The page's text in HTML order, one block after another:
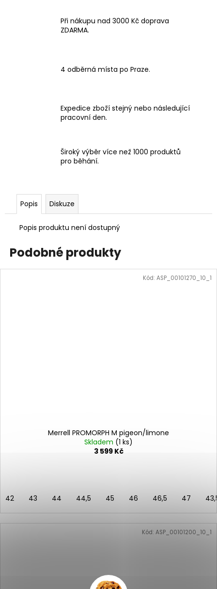
Při nákupu nad 3000 Kč doprava
ZDARMA.
4 odběrná místa po Praze.
Expedice zboží stejný nebo následující
pracovní den.
Široký výběr více než 1000 produktů
pro běhání.
Popis Diskuze
Popis produktu není dostupný
Podobné produkty
Merrell PROMORPH M pigeon/limone
Skladem (1 ks)
3 599 Kč
42 43 44 44,5 45 46 46,5 47
Kód: ASP_00101270_10_1
Kód: ASP_00101200_10_1